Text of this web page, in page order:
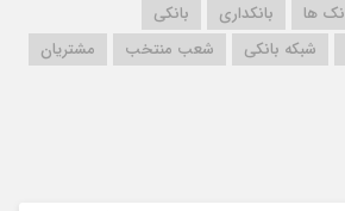
ها بانکداری
بانکی
شبکه بانکی شعب منتخب
مشتریان